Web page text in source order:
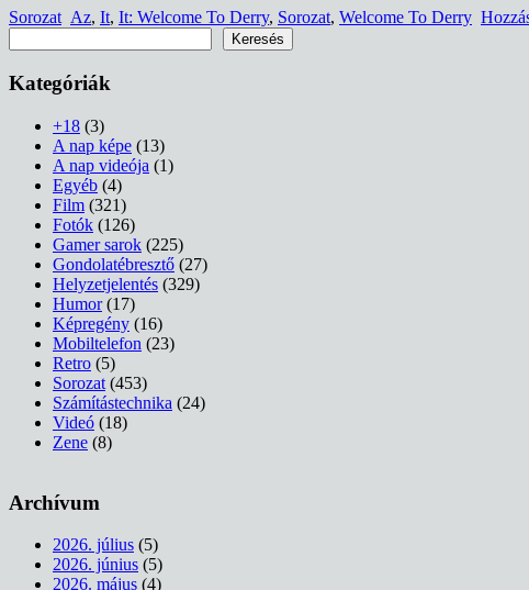
Sorozat Az, It, It: Welcome To Derry, Sorozat, Welcome To Derry
Keresés
Kategóriák
+18 (3)
A nap képe (13)
A nap videója (1)
Egyéb (4)
Film (321)
Fotók (126)
Gamer sarok (225)
Gondolatébresztő (27)
Helyzetjelentés (329)
Humor(17)
Képregény (16)
Mobiltelefon (23)
Retro (5)
Sorozat (453)
Számítástechnika (24)
Videó (18)
Zene (8)
Archívum
2026. július (5)
2026. június (5)
2026. május (4)